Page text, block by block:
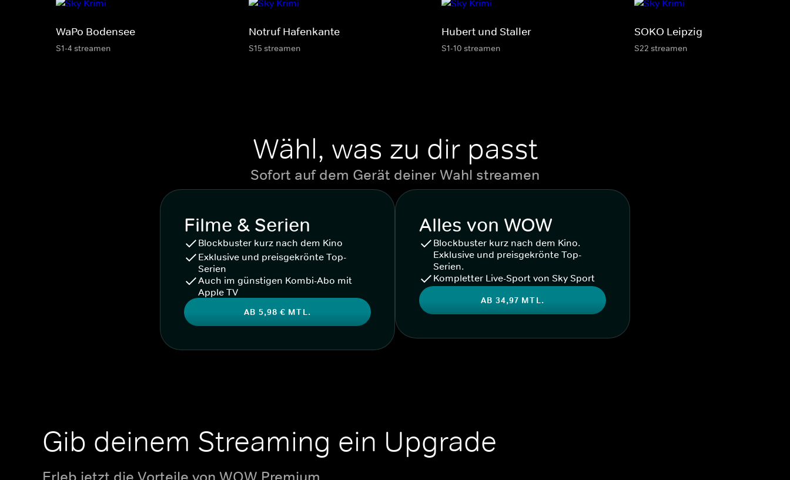
WaPo Bodensee
S1-4 streamen
Notruf Hafenkante
S15 streamen
Hubert und Staller
S1-10 streamen
SOKO Leipzig
S22 streamen
Wähl, was zu dir passt
Sofort auf dem Gerät deiner Wahl streamen
Filme & Serien
Blockbuster kurz nach dem Kino
Exklusive und preisgekrönte Top-
Serien
Auch im günstigen Kombi-Abo mit
Apple TV
AB 5,98 € MTL.
Alles von WOW
Blockbuster kurz nach dem Kino.
Exklusive und preisgekrönte Top-
Serien.
Kompletter Live-Sport von Sky Sport
AB 34,97 MTL.
Gib deinem Streaming ein Upgrade